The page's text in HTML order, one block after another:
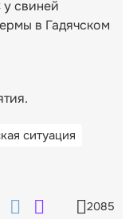
свиней
в Гадячском
ситуация
2085